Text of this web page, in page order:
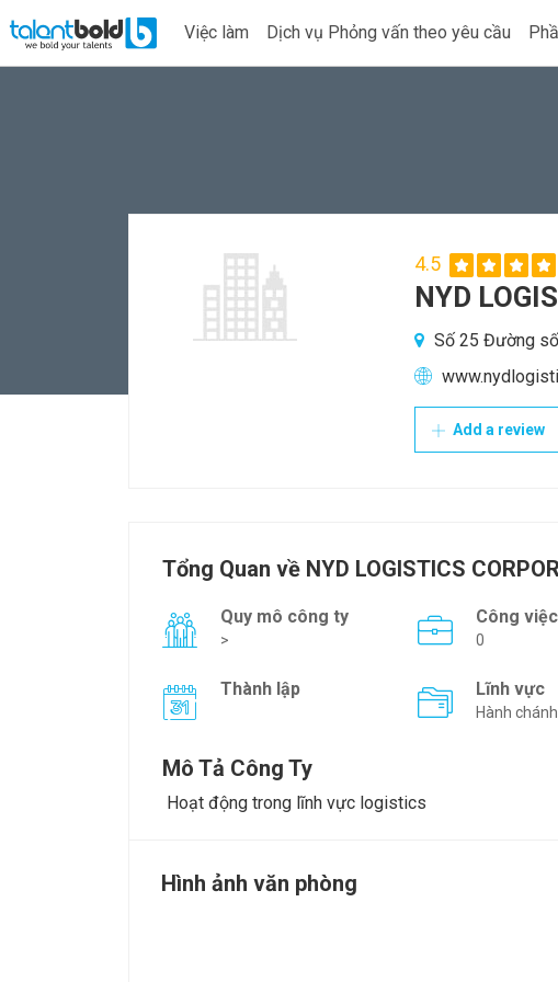
Việc làm Dịch vụ Phỏng vấn theo yêu cầu
4.5
NYD
Số 25 Đường số
Add a review
Tổng Quan về NYD LOGISTICS
Quy mô công ty
>
Công
0
Thành lập Lĩnh vực
Hành
Mô Tả Công Ty
Hoạt động trong lĩnh vực logistics
Hình ảnh văn phòng